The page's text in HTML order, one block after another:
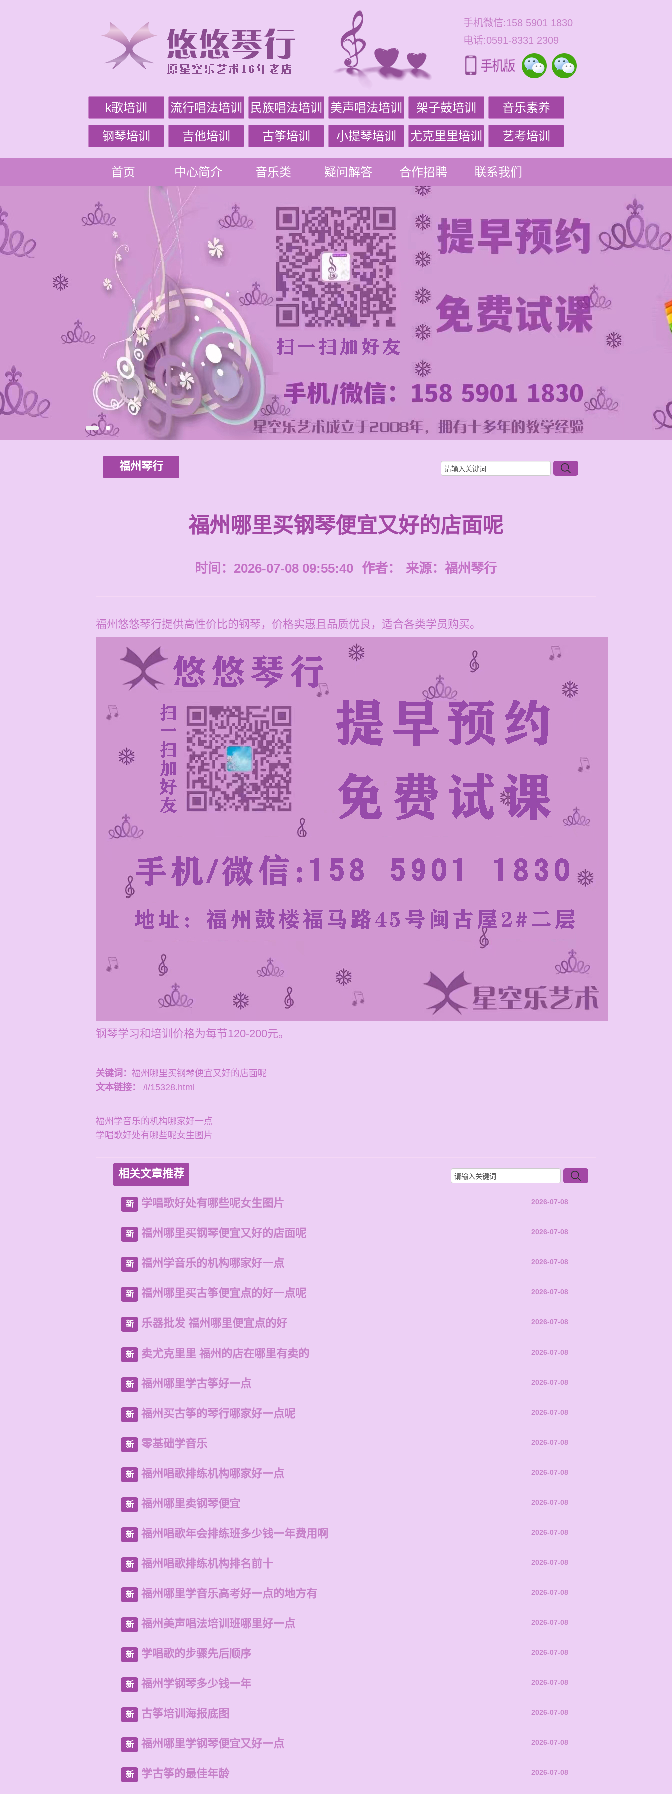
手机微信:158 5901 1830
电话:0591-8331 2309
k歌培训 流行唱法培训 民族唱法培训 美声唱法培训 架子鼓培训 音乐素养
钢琴培训 吉他培训 古筝培训 小提琴培训 尤克里里培训 艺考培训
首页 中心简介 音乐类 疑问解答 合作招聘 联系我们
福州琴行
福州哪里买钢琴便宜又好的店面呢
时间：2026-07-08 09:55:40 作者： 来源： 福州琴行
福州悠悠琴行提供高性价比的钢琴，价格实惠且品质优良，适合各类学员购买。
钢琴学习和培训价格为每节120-200元。
关键词： 福州哪里买钢琴便宜又好的店面呢
文本链接：
/i/15328.html
福州学音乐的机构哪家好一点
学唱歌好处有哪些呢女生图片
相关文章推荐
新 学唱歌好处有哪些呢女生图片 2026-07-08
新 福州哪里买钢琴便宜又好的店面呢 2026-07-08
新 福州学音乐的机构哪家好一点 2026-07-08
新 福州哪里买古筝便宜点的好一点呢 2026-07-08
新 乐器批发 福州哪里便宜点的好 2026-07-08
新 卖尤克里里 福州的店在哪里有卖的 2026-07-08
新 福州哪里学古筝好一点 2026-07-08
新 福州买古筝的琴行哪家好一点呢 2026-07-08
新 零基础学音乐 2026-07-08
新 福州唱歌排练机构哪家好一点 2026-07-08
新 福州哪里卖钢琴便宜 2026-07-08
新 福州唱歌年会排练班多少钱一年费用啊 2026-07-08
新 福州唱歌排练机构排名前十 2026-07-08
新 福州哪里学音乐高考好一点的地方有 2026-07-08
新 福州美声唱法培训班哪里好一点 2026-07-08
新 学唱歌的步骤先后顺序 2026-07-08
新 福州学钢琴多少钱一年 2026-07-08
新 古筝培训海报底图 2026-07-08
新 福州哪里学钢琴便宜又好一点 2026-07-08
新 学古筝的最佳年龄 2026-07-08